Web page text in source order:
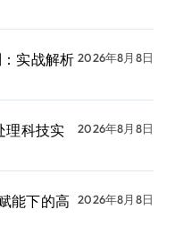
实战解析 2026年8月8日
理科技实
2026年8月8日
能下的高
2026年8月8日